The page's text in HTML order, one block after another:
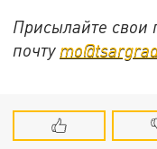
Присылайте свои
почту